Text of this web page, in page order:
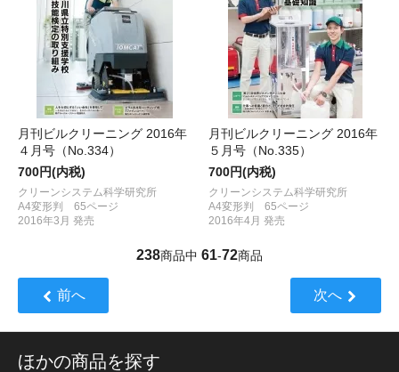
月刊ビルクリーニング 2016年
４月号（No.334）
700円(内税)
クリーンシステム科学研究所
A4変形判 65ページ
2016年3月 発売
月刊ビルクリーニング 2016年
５月号（No.335）
700円(内税)
クリーンシステム科学研究所
A4変形判 65ページ
2016年4月 発売
238商品中 61-72商品
前へ 次へ
ほかの商品を探す